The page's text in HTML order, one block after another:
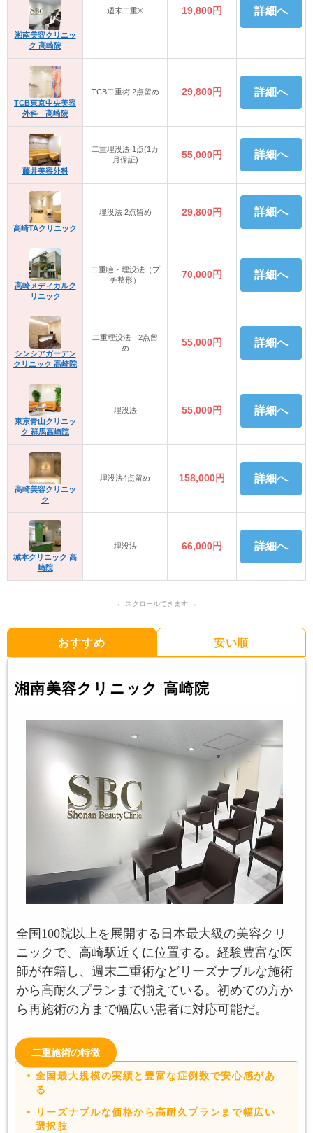
湘南美容クリニッ
ク 高崎院
週末二重® 19,800円 詳細へ
TCB東京中央美容
外科 高崎院
TCB二重術 2点留め 29,800円 詳細へ
藤井美容外科
二重埋没法 1点(1カ
月保証)
55,000円 詳細へ
高崎TAクリニック
埋没法 2点留め 29,800円 詳細へ
高崎メディカルク
リニック
二重瞼・埋没法（プ
チ整形）
70,000円 詳細へ
シンシアガーデン
クリニック 高崎院
二重埋没法 2点留
め
55,000円 詳細へ
東京青山クリニッ
ク 群馬高崎院
埋没法 55,000円 詳細へ
高崎美容クリニッ
ク
埋没法4点留め 158,000円 詳細へ
城本クリニック 高
崎院
埋没法 66,000円 詳細へ
おすすめ 安い順
湘南美容クリニック 高崎院
全国100院以上を展開する日本最大級の美容クリ
ニックで、高崎駅近くに位置する。経験豊富な医
師が在籍し、週末二重術などリーズナブルな施術
から高耐久プランまで揃えている。初めての方か
ら再施術の方まで幅広い患者に対応可能だ。
二重施術の特徴
全国最大規模の実績と豊富な症例数で安心感があ
る
リーズナブルな価格から高耐久プランまで幅広い
選択肢